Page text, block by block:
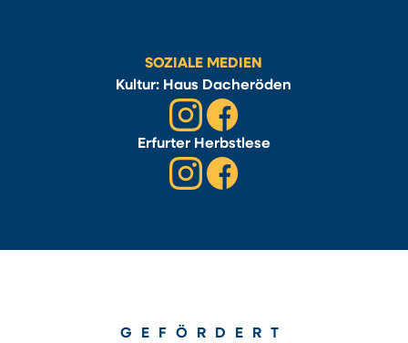
SOZIALE MEDIEN
Kultur: Haus Dacheröden
Erfurter Herbstlese
GEFÖRDERT